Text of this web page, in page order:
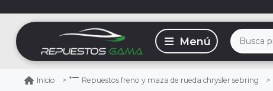
Inicio Repuestos freno y maza de rueda chrysler sebring